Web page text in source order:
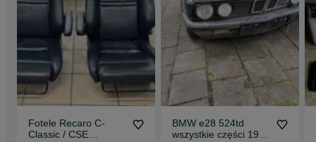
Fotele Recaro C-
Classic / CSE
BMW e28 524td
wszystkie części 1985